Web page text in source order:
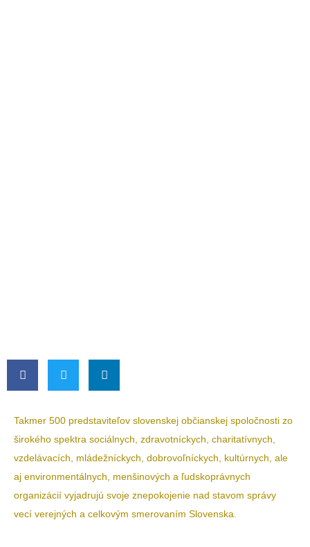
Takmer 500 predstaviteľov slovenskej občianskej spoločnosti zo
širokého spektra sociálnych, zdravotníckych, charitatívnych,
vzdelávacích, mládežníckych, dobrovoľníckych, kultúrnych, ale
aj environmentálnych, menšinových a ľudskoprávnych
organizácií vyjadrujú svoje znepokojenie nad stavom správy
vecí verejných a celkovým smerovaním Slovenska.